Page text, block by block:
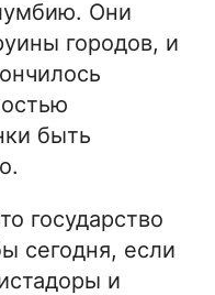
Они
городов, и
быть
государство
сегодня, если
и